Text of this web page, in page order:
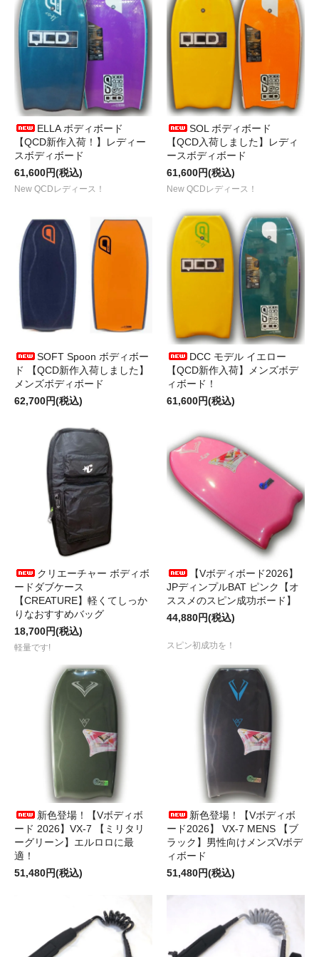
ELLA ボディボード
【QCD新作入荷！】レディー
スボディボード
61,600円(税込)
New QCDレディース！
SOL ボディボード
【QCD入荷しました】レディ
ースボディボード
61,600円(税込)
New QCDレディース！
SOFT Spoon ボディボー
ド 【QCD新作入荷しました】
メンズボディボード
62,700円(税込)
DCC モデル イエロー
【QCD新作入荷】メンズボデ
ィボード！
61,600円(税込)
クリエーチャー ボディボ
ードダブケース
【CREATURE】軽くてしっか
りなおすすめバッグ
18,700円(税込)
軽量です!
【Vボディボード2026】
JPディンプルBAT ピンク【オ
ススメのスピン成功ボード】
44,880円(税込)
スピン初成功を！
新色登場！【Vボディボ
ード 2026】VX-7 【ミリタリ
ーグリーン】エルロロに最
適！
51,480円(税込)
新色登場！【Vボディボ
ード2026】 VX-7 MENS 【ブ
ラック】男性向けメンズVボデ
ィボード
51,480円(税込)